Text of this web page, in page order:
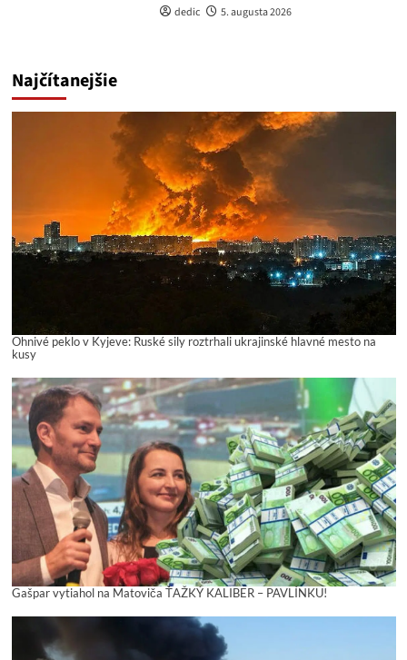
dedic 5. augusta 2026
Najčítanejšie
Ohnivé peklo v Kyjeve: Ruské sily roztrhali ukrajinské hlavné mesto na
kusy
Gašpar vytiahol na Matoviča ŤAŽKÝ KALIBER – PAVLÍNKU!